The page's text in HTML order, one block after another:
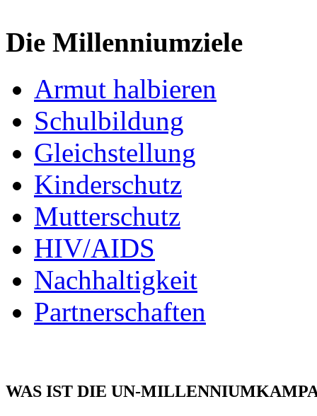
Die Millenniumziele
Armut halbieren
Schulbildung
Gleichstellung
Kinderschutz
Mutterschutz
HIV/AIDS
Nachhaltigkeit
Partnerschaften
WAS IST DIE UN-